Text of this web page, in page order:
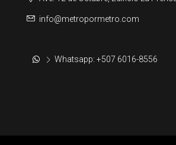
info@metropormetro.com
Whatsapp: +507 6016-8556